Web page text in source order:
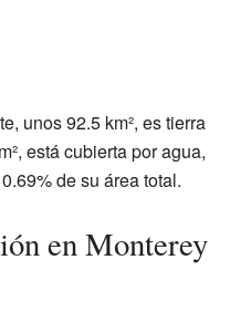
unos 92.5 km², es tierra
está cubierta por agua,
de su área total.
en Monterey